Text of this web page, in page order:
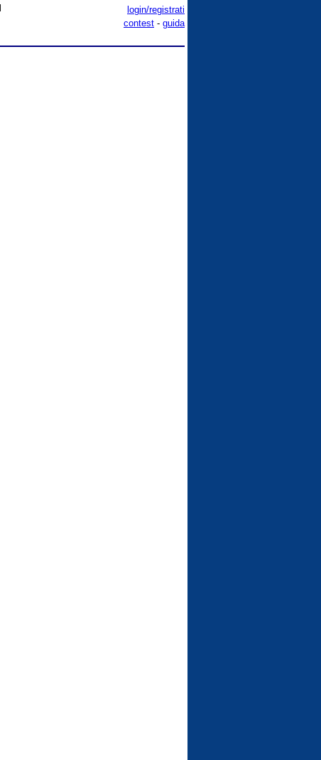
login/registrati
contest - guida